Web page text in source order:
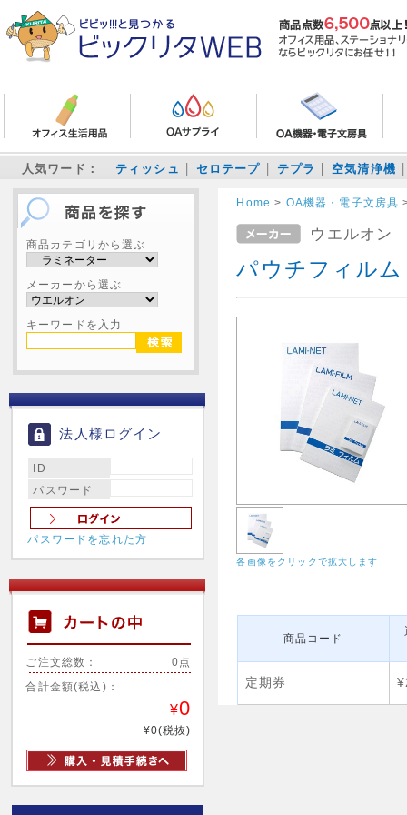
人気ワード： ティッシュ セロテープ テプラ 空気清浄機
商品カテゴリから選ぶ
メーカーから選ぶ
キーワードを入力
法人様ログイン
ID
パスワード
パスワードを忘れた方
ご注文総数： 0点
合計金額(税込)：
¥0
¥0(税抜)
Home > OA機器・電子文房具
ウエルオン
パウチフィル
各画像をクリックで拡大します
商品コード
定期券